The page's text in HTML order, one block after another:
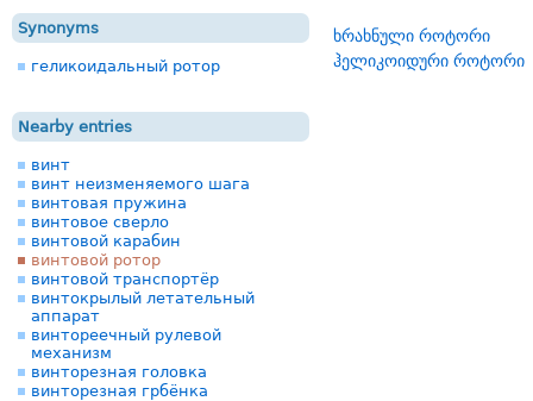
Synonyms
геликоидальный ротор
Nearby entries
винт
винт неизменяемого шага
винтовая пружина
винтовое сверло
винтовой карабин
винтовой ротор
винтовой транспортёр
винтокрылый летательный
аппарат
винтореечный рулевой
механизм
винторезная головка
винторезная грбёнка
ხრახნული როტორი
ჰელიკოიდური როტორი